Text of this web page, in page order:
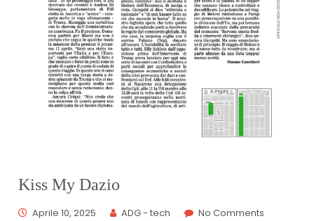
Kiss My Dazio
Aprile 10, 2025 ADG - tech
No Comments